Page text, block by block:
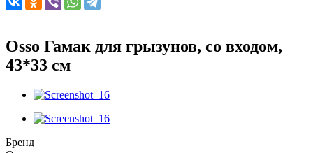
Osso Гамак для грызунов, со входом,
43*33 см
Бренд